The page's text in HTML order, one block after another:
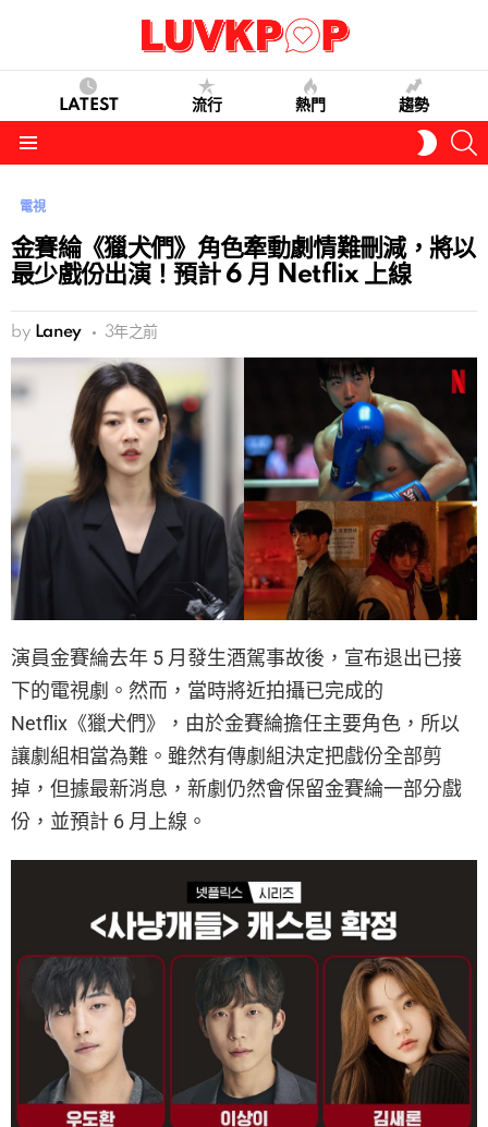
LATEST 流行 熱門 趨勢
SKIN
電視
金賽綸《獵犬們》角色牽動劇情難刪減，將以
最少戲份出演！預計 6 月 Netflix 上線
by Laney 3年之前
演員金賽綸去年 5 月發生酒駕事故後，宣布退出已接
下的電視劇。然而，當時將近拍攝已完成的
Netflix《獵犬們》，由於金賽綸擔任主要角色，所以
讓劇組相當為難。雖然有傳劇組決定把戲份全部剪
掉，但據最新消息，新劇仍然會保留金賽綸一部分戲
份，並預計 6 月上線。